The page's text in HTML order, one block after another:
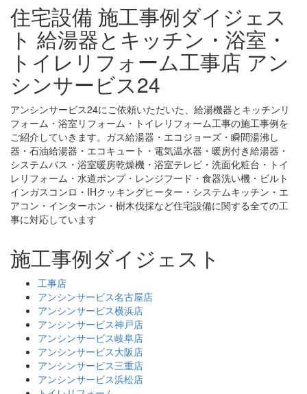
住宅設備 施工事例ダイジェス
ト 給湯器とキッチン・浴室・
トイレリフォーム工事店 アン
シンサービス24
アンシンサービス24にご依頼いただいた、給湯機器とキッチンリ
フォーム・浴室リフォーム・トイレリフォーム工事の施工事例を
ご紹介していきます。ガス給湯器・エコジョーズ・瞬間湯沸し
器・石油給湯器・エコキュート・電気温水器・暖房付き給湯器・
システムバス・浴室暖房乾燥機・浴室テレビ・洗面化粧台・トイ
レリフォーム・水道ポンプ・レンジフード・食器洗い機・ビルト
インガスコンロ・IHクッキングヒーター・システムキッチン・エ
アコン・インターホン・樹木伐採など住宅設備に関する全ての工
事に対応しています
施工事例ダイジェスト
工事店
アンシンサービス名古屋店
アンシンサービス横浜店
アンシンサービス神戸店
アンシンサービス岐阜店
アンシンサービス大阪店
アンシンサービス三重店
アンシンサービス浜松店